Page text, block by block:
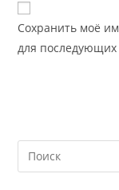
Сохранить моё
для